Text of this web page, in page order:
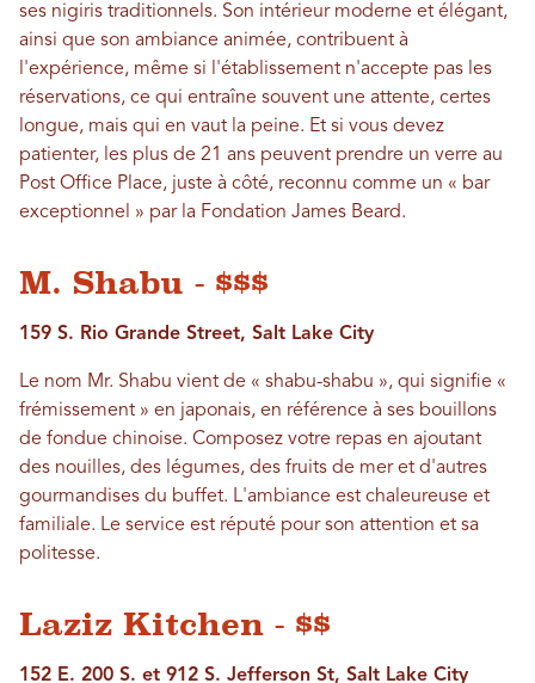
ses nigiris traditionnels. Son intérieur moderne et élégant,
ainsi que son ambiance animée, contribuent à
l'expérience, même si l'établissement n'accepte pas les
réservations, ce qui entraîne souvent une attente, certes
longue, mais qui en vaut la peine. Et si vous devez
patienter, les plus de 21 ans peuvent prendre un verre au
Post Office Place, juste à côté, reconnu comme un « bar
exceptionnel » par la Fondation James Beard.
M. Shabu - $$$
159 S. Rio Grande Street, Salt Lake City
Le nom Mr. Shabu vient de « shabu-shabu », qui signifie «
frémissement » en japonais, en référence à ses bouillons
de fondue chinoise. Composez votre repas en ajoutant
des nouilles, des légumes, des fruits de mer et d'autres
gourmandises du buffet. L'ambiance est chaleureuse et
familiale. Le service est réputé pour son attention et sa
politesse.
Laziz Kitchen - $$
152 E. 200 S. et 912 S. Jefferson St, Salt Lake City